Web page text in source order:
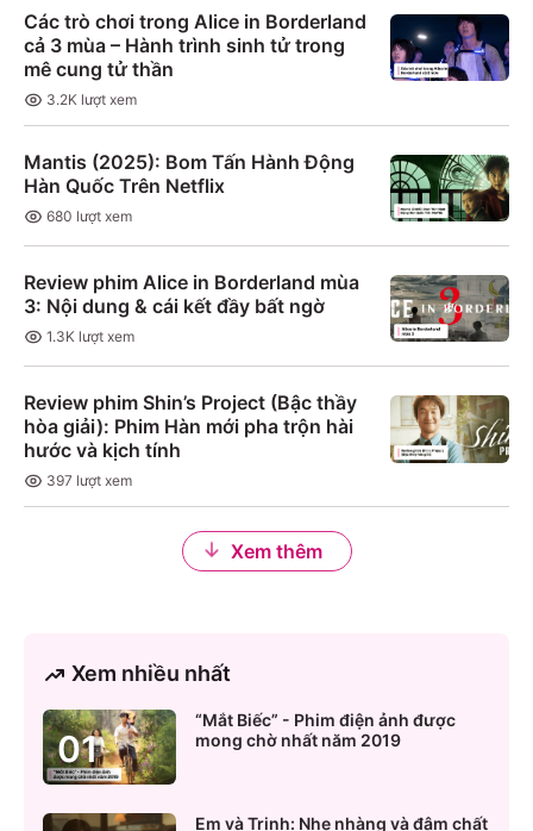
Các trò chơi trong Alice in Borderland
cả 3 mùa – Hành trình sinh tử trong
mê cung tử thần
3.2K lượt xem
Mantis (2025): Bom Tấn Hành Động
Hàn Quốc Trên Netflix
680 lượt xem
Review phim Alice in Borderland mùa
3: Nội dung & cái kết đầy bất ngờ
1.3K lượt xem
Review phim Shin’s Project (Bậc thầy
hòa giải): Phim Hàn mới pha trộn hài
hước và kịch tính
397 lượt xem
Xem thêm
Xem nhiều nhất
01
“Mắt Biếc” - Phim điện ảnh được
mong chờ nhất năm 2019
Em và Trịnh: Nhẹ nhàng và đậm chất